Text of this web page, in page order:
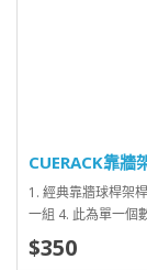
CUERACK靠牆
1. 經典靠牆球桿架
一組 4. 此為單一個
$350